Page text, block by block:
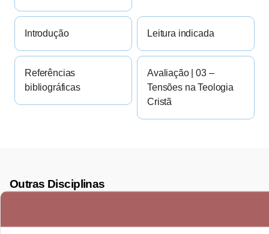
Introdução Leitura indicada
Referências
bibliográficas
Avaliação | 03 –
Tensões na Teologia
Cristã
Outras Disciplinas